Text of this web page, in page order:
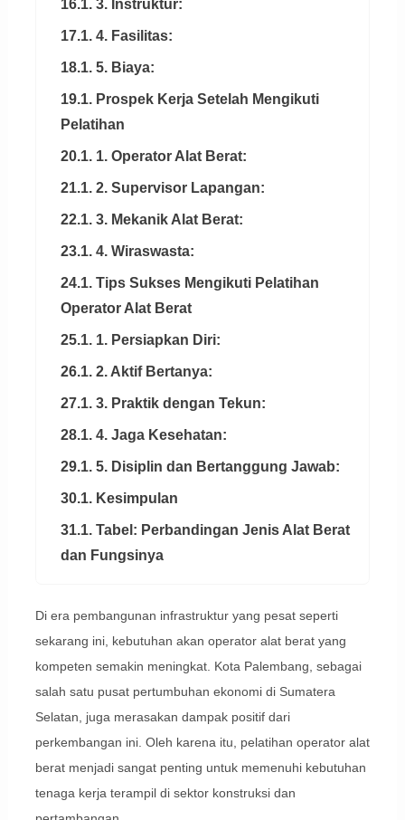
16.1. 3. Instruktur:
17.1. 4. Fasilitas:
18.1. 5. Biaya:
19.1. Prospek Kerja Setelah Mengikuti
Pelatihan
20.1. 1. Operator Alat Berat:
21.1. 2. Supervisor Lapangan:
22.1. 3. Mekanik Alat Berat:
23.1. 4. Wiraswasta:
24.1. Tips Sukses Mengikuti Pelatihan
Operator Alat Berat
25.1. 1. Persiapkan Diri:
26.1. 2. Aktif Bertanya:
27.1. 3. Praktik dengan Tekun:
28.1. 4. Jaga Kesehatan:
29.1. 5. Disiplin dan Bertanggung Jawab:
30.1. Kesimpulan
31.1. Tabel: Perbandingan Jenis Alat Berat
dan Fungsinya
Di era pembangunan infrastruktur yang pesat seperti
sekarang ini, kebutuhan akan operator alat berat yang
kompeten semakin meningkat. Kota Palembang, sebagai
salah satu pusat pertumbuhan ekonomi di Sumatera
Selatan, juga merasakan dampak positif dari
perkembangan ini. Oleh karena itu, pelatihan operator alat
berat menjadi sangat penting untuk memenuhi kebutuhan
tenaga kerja terampil di sektor konstruksi dan